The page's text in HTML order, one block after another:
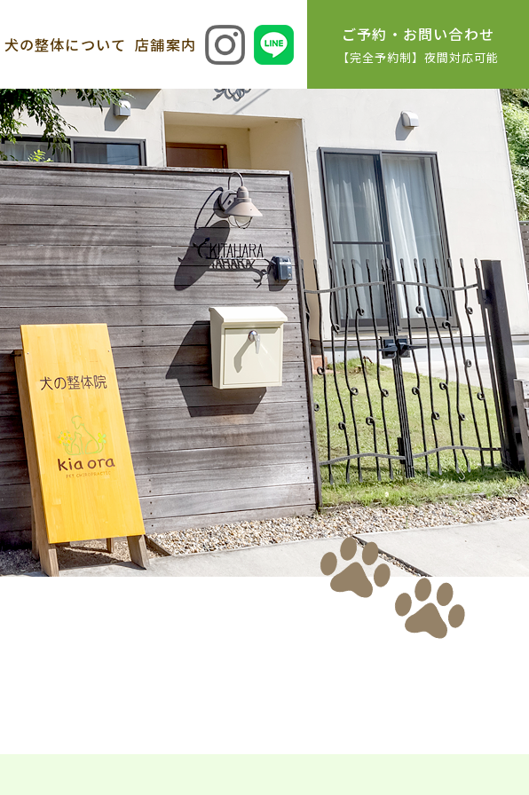
犬の整体について 店舗案内 ご予約・お問い合わせ
【完全予約制】夜間対応可能